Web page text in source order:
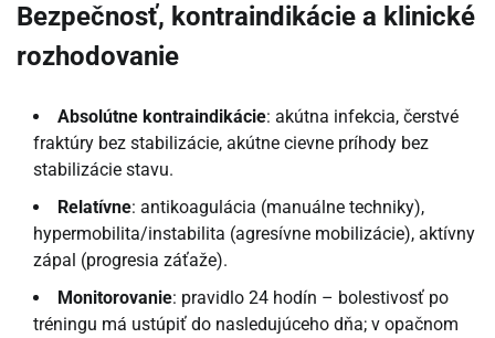
Bezpečnosť, kontraindikácie a klinické
rozhodovanie
Absolútne kontraindikácie: akútna infekcia, čerstvé
fraktúry bez stabilizácie, akútne cievne príhody bez
stabilizácie stavu.
Relatívne: antikoagulácia (manuálne techniky),
hypermobilita/instabilita (agresívne mobilizácie), aktívny
zápal (progresia záťaže).
Monitorovanie: pravidlo 24 hodín – bolestivosť po
tréningu má ustúpiť do nasledujúceho dňa; v opačnom